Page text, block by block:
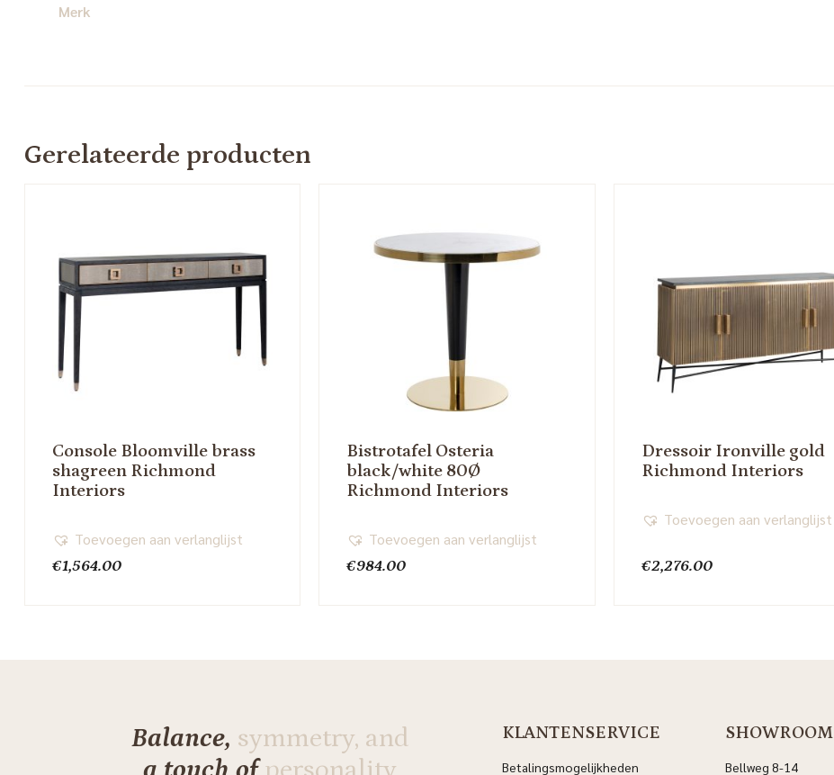
Merk
Gerelateerde producten
Console Bloomville brass
shagreen Richmond
Interiors
€1,564.00
Toevoegen aan verlanglijst
Bistrotafel Osteria
black/white 80Ø
Richmond Interiors
€984.00
Toevoegen aan verlanglijst
Dressoir Ironville gold
Richmond Interiors
€2,276.00
Toevoegen aan verlanglijst
Balance, symmetry, and
KLANTENSERVICE
Betalingsmogelijkheden
SHOWROOM
Bellweg 8-14